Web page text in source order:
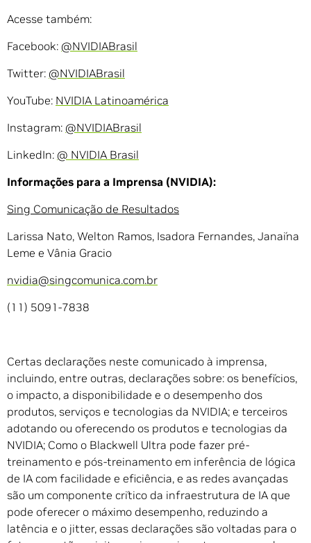
Acesse também:
Facebook: @NVIDIABrasil
Twitter: @NVIDIABrasil
YouTube: NVIDIA Latinoamérica
Instagram: @NVIDIABrasil
LinkedIn: @ NVIDIA Brasil
Informações para a Imprensa (NVIDIA):
Sing Comunicação de Resultados
Larissa Nato, Welton Ramos, Isadora Fernandes, Janaína
Leme e Vânia Gracio
nvidia@singcomunica.com.br
(11) 5091-7838
Certas declarações neste comunicado à imprensa,
incluindo, entre outras, declarações sobre: os benefícios,
o impacto, a disponibilidade e o desempenho dos
produtos, serviços e tecnologias da NVIDIA; e terceiros
adotando ou oferecendo os produtos e tecnologias da
NVIDIA; Como o Blackwell Ultra pode fazer pré-
treinamento e pós-treinamento em inferência de lógica
de IA com facilidade e eficiência, e as redes avançadas
são um componente crítico da infraestrutura de IA que
pode oferecer o máximo desempenho, reduzindo a
latência e o jitter, essas declarações são voltadas para o